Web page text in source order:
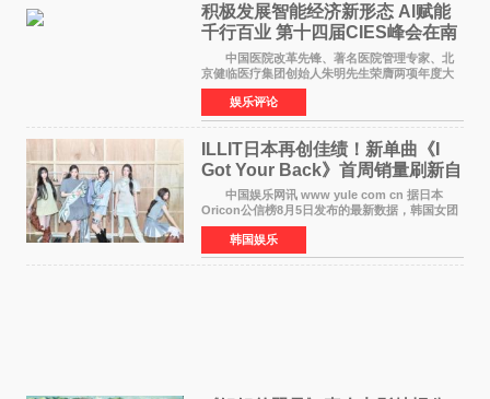
积极发展智能经济新形态 Al赋能
千行百业 第十四届CIES峰会在南
京盛大召开
中国医院改革先锋、著名医院管理专家、北
京健临医疗集团创始人朱明先生荣膺两项年度大
奖 2026年7月31日，盛夏金陵，长江之畔，
以重落地·真务实·强链接为主题的2026&lsquo;人
工智能+&rsquo
娱乐评论
ILLIT日本再创佳绩！新单曲《I
Got Your Back》首周销量刷新自
身纪录
中国娱乐网讯 www yule com cn 据日本
Oricon公信榜8月5日发布的最新数据，韩国女团
ILLIT在日本发行的第二张单曲《I Got Your
Back》首周销量达到71,009张，成功跻身最新一
期周单曲排行
韩国娱乐